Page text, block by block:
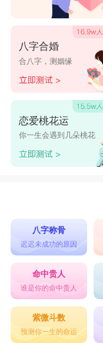
八字合婚
合八字，测姻缘
恋爱桃花运
你一生会遇到几朵桃花
八字称骨
迟迟未成功的原因
命中贵人
谁是你的命中贵人
紫微斗数
预测你一生的命运